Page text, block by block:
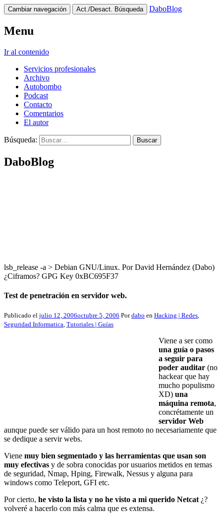
Cambiar navegación Act./Desact. Búsqueda DaboBlog
Menu
Ir al contenido
Servicios profesionales
Archivo
Autobombo
Podcast
Contacto
Comentarios
El autor
Búsqueda:
DaboBlog
lsb_release -a > Debian GNU/Linux. Por David Hernández (Dabo)
¿Ciframos? GPG Key 0xBC695F37
Test de penetración en servidor web.
Publicado el julio 12, 2006octubre 5, 2006 Pordabo en Hacking | Redes,
Seguridad Informatica, Tutoriales | Guías
Viene a ser como
una guía o pasos
a seguir para
poder auditar (no
hackear que hay
mucho populismo
XD) una
máquina remota,
concrétamente un
servidor Web
aunque puede ser válido para un host remoto no necesariamente que
se dedique a servir webs.
Viene muy bien segmentado y las herramientas que usan son
muy efectivas y de sobra conocidas por usuarios metidos en temas
de seguridad, Nmap, Hping, Firewalk, Nessus y alguna para
windows como Teleport, GFI etc.
Por cierto, he visto la lista y no he visto a mi querido Netcat ¿?
volveré a hacerlo con más calma que es extensa.